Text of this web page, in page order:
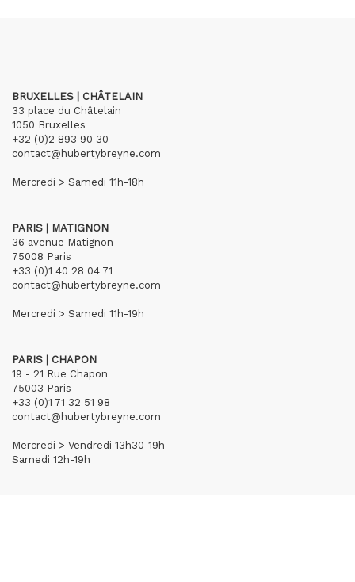
BRUXELLES | CHÂTELAIN
33 place du Châtelain
1050 Bruxelles
+32 (0)2 893 90 30
contact@hubertybreyne.com
Mercredi > Samedi 11h-18h
PARIS | MATIGNON
36 avenue Matignon
75008 Paris
+33 (0)1 40 28 04 71
contact@hubertybreyne.com
Mercredi > Samedi 11h-19h
PARIS | CHAPON
19 - 21 Rue Chapon
75003 Paris
+33 (0)1 71 32 51 98
contact@hubertybreyne.com
Mercredi > Vendredi 13h30-19h
Samedi 12h-19h